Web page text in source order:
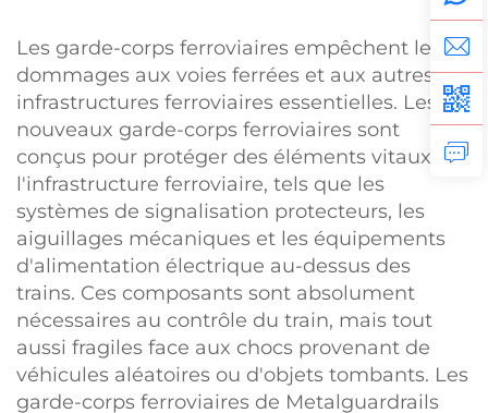
Les garde-corps ferroviaires empêchent les
dommages aux voies ferrées et aux autres
infrastructures ferroviaires essentielles. Les
nouveaux garde-corps ferroviaires sont
conçus pour protéger des éléments vitaux de
l'infrastructure ferroviaire, tels que les
systèmes de signalisation protecteurs, les
aiguillages mécaniques et les équipements
d'alimentation électrique au-dessus des
trains. Ces composants sont absolument
nécessaires au contrôle du train, mais tout
aussi fragiles face aux chocs provenant de
véhicules aléatoires ou d'objets tombants. Les
garde-corps ferroviaires de Metalguardrails